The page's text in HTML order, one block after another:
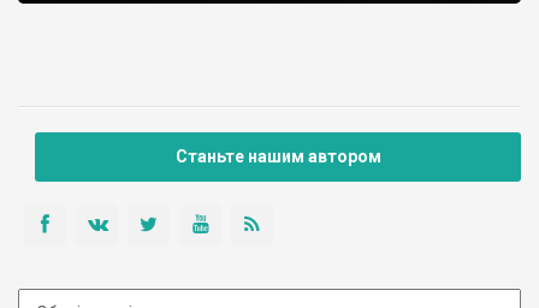
Станьте нашим автором